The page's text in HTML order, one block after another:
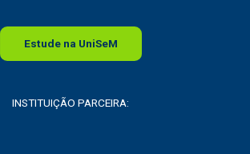
Estude na UniSeM
INSTITUIÇÃO PARCEIRA: